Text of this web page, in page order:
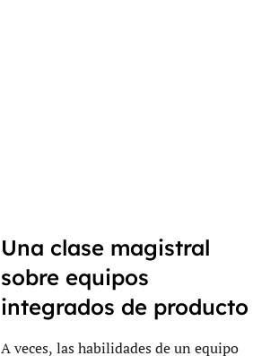
Una clase magistral
sobre equipos
integrados de producto
A veces, las habilidades de un equipo